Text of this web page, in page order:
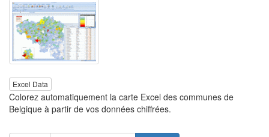
Excel Data
Colorez automatiquement la carte Excel des communes de
Belgique à partir de vos données chiffrées.